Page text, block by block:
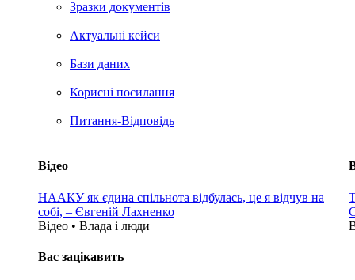
Зразки документів
Актуальні кейси
Бази даних
Корисні посилання
Питання-Відповідь
Відео
НААКУ як єдина спільнота відбулась, це я відчув на
собі, – Євгеній Лахненко
Відео • Влада i люди
Вас зацікавить